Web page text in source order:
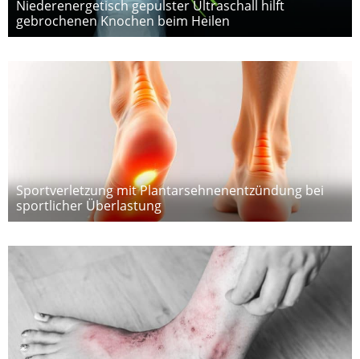
Niederenergetisch gepulster Ultraschall hilft
gebrochenen Knochen beim Heilen
Sportverletzung mit Plantarsehnenentzündung bei
sportlicher Überlastung